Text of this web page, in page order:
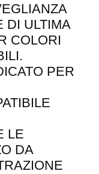
DI ULTIMA
COLORI
PER
LE
DA